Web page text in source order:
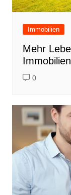
Immobilien
Mehr
0